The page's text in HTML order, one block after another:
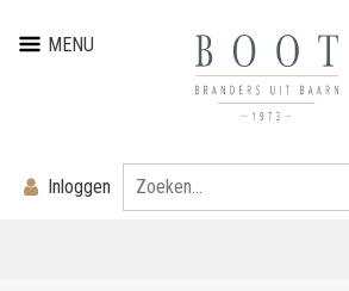
MENU
Inloggen